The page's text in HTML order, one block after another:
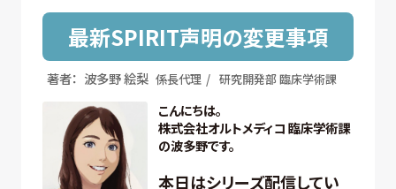
最新SPIRIT声明の変更事項
著者： 波多野 絵梨 係長代理 研究開発部 臨床学術課
こんにちは。
株式会社オルトメディコ 臨床学術課
の波多野です。
本日はシリーズ配信してい